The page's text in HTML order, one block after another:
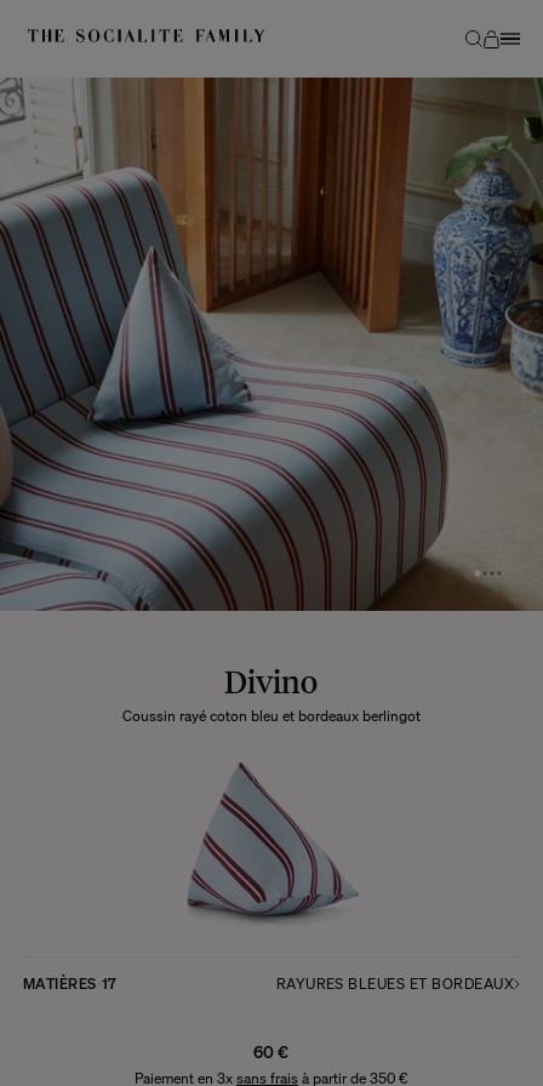
Divino
Coussin rayé coton bleu et bordeaux berlingot
MATIÈRES 17 RAYURES BLEUES ET BORDEAUX
60 €
Paiement en 3x sans fraisà partir de 350 €